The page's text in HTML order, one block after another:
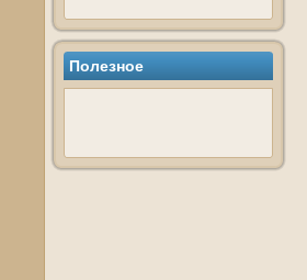
Полезнοе